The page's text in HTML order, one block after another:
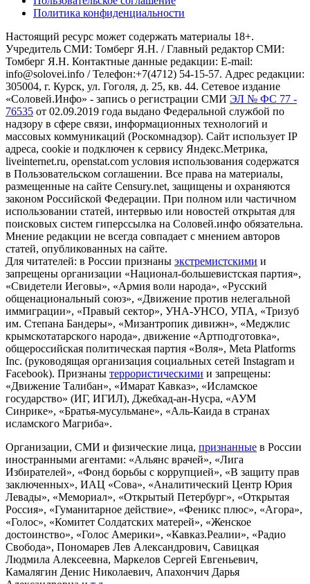
Политика конфиденциальности
Настоящий ресурс может содержать материалы 18+.
Учредитель СМИ: Томберг Я.Н. / Главный редактор СМИ:
Томберг Я.Н. Контактные данные редакции: E-mail:
info@solovei.info / Телефон:+7(4712) 54-15-57. Адрес редакции:
305004, г. Курск, ул. Гоголя, д. 25, кв. 44. Сетевое издание
«Соловей.Инфо» - запись о регистрации СМИ ЭЛ № ФС 77 -
76535 от 02.09.2019 года выдано Федеральной службой по
надзору в сфере связи, информационных технологий и
массовых коммуникаций (Роскомнадзор). Сайт использует IP
адреса, cookie и подключен к сервису Яндекс.Метрика,
liveinternet.ru, openstat.com условия использования содержатся
в Пользовательском соглашении. Все права на материалы,
размещенные на сайте Censury.net, защищены и охраняются
законом Российской Федерации. При полном или частичном
использовании статей, интервью или новостей открытая для
поисковых систем гиперссылка на Соловей.инфо обязательна.
Мнение редакции не всегда совпадает с мнением авторов
статей, опубликованных на сайте.
Для читателей: в России признаны экстремистскими и
запрещены организации «Национал-большевистская партия»,
«Свидетели Иеговы», «Армия воли народа», «Русский
общенациональный союз», «Движение против нелегальной
иммиграции», «Правый сектор», УНА-УНСО, УПА, «Тризуб
им. Степана Бандеры», «Мизантропик дивижн», «Меджлис
крымскотатарского народа», движение «Артподготовка»,
общероссийская политическая партия «Воля», Meta Platforms
Inc. (руководящая организация социальных сетей Instagram и
Facebook). Признаны террористическими и запрещены:
«Движение Талибан», «Имарат Кавказ», «Исламское
государство» (ИГ, ИГИЛ), Джебхад-ан-Нусра, «АУМ
Синрике», «Братья-мусульмане», «Аль-Каида в странах
исламского Магриба».
Организации, СМИ и физические лица, признанные в России
иностранными агентами: «Альянс врачей», «Лига
Избирателей», «Фонд борьбы с коррупцией», «В защиту прав
заключенных», ИАЦ «Сова», «Аналитический Центр Юрия
Левады», «Мемориал», «Открытый Петербург», «Открытая
Россия», «Гуманитарное действие», «Феникс плюс», «Агора»,
«Голос», «Комитет Солдатских матерей», «Женское
достоинство», «Голос Америки», «Кавказ.Реалии», «Радио
Свобода», Пономарев Лев Александрович, Савицкая
Людмила Алексеевна, Маркелов Сергей Евгеньевич,
Камалягин Денис Николаевич, Апахончич Дарья